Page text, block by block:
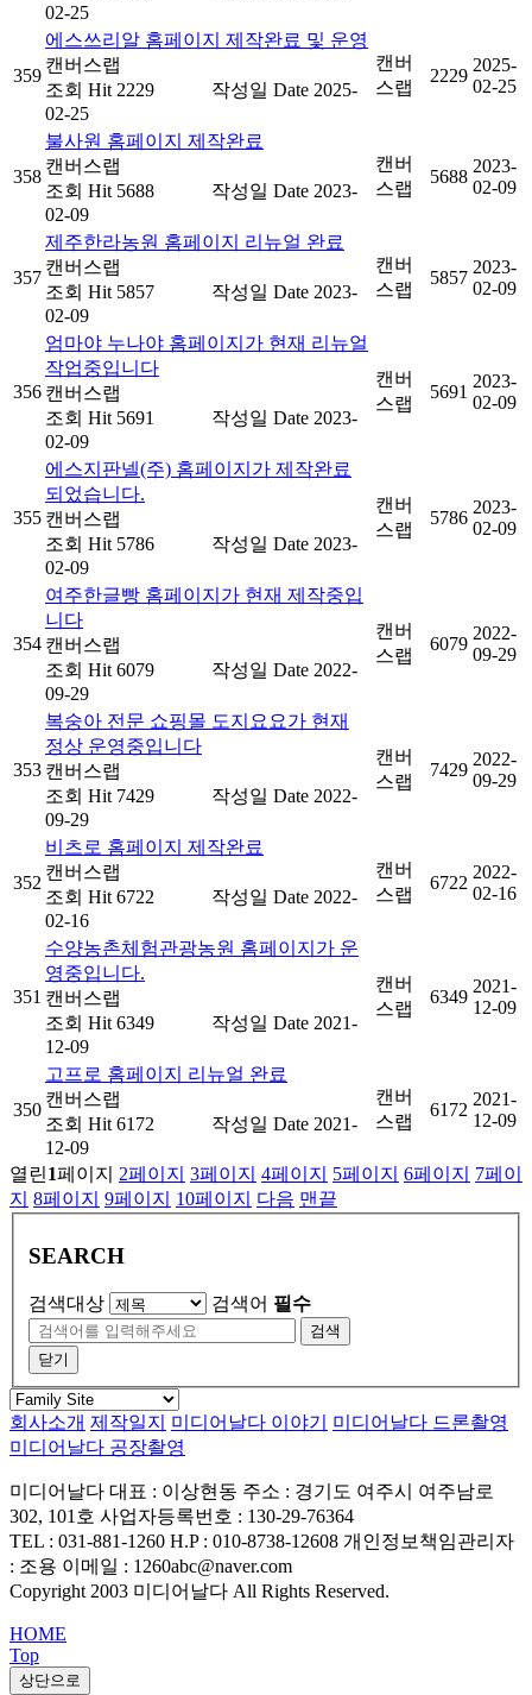
02-25
359
에스쓰리알 홈페이지 제작완료 및 운영
캔버스랩
조회 Hit 2229 작성일 Date 2025-
02-25
캔버
스랩
2229
2025-
02-25
358
불사원 홈페이지 제작완료
캔버스랩
조회 Hit 5688 작성일 Date 2023-
02-09
캔버
스랩
5688
2023-
02-09
357
제주한라농원 홈페이지 리뉴얼 완료
캔버스랩
조회 Hit 5857 작성일 Date 2023-
02-09
캔버
스랩
5857
2023-
02-09
356
엄마야 누나야 홈페이지가 현재 리뉴얼
작업중입니다
캔버스랩
조회 Hit 5691 작성일 Date 2023-
02-09
캔버
스랩
5691
2023-
02-09
355
에스지판넬(주) 홈페이지가 제작완료
되었습니다.
캔버스랩
조회 Hit 5786 작성일 Date 2023-
02-09
캔버
스랩
5786
2023-
02-09
354
여주한글빵 홈페이지가 현재 제작중입
니다
캔버스랩
조회 Hit 6079 작성일 Date 2022-
09-29
캔버
스랩
6079
2022-
09-29
353
복숭아 전문 쇼핑몰 도지요요가 현재
정상 운영중입니다
캔버스랩
조회 Hit 7429 작성일 Date 2022-
09-29
캔버
스랩
7429
2022-
09-29
352
비츠로 홈페이지 제작완료
캔버스랩
조회 Hit 6722 작성일 Date 2022-
02-16
캔버
스랩
6722
2022-
02-16
351
수양농촌체험관광농원 홈페이지가 운
영중입니다.
캔버스랩
조회 Hit 6349 작성일 Date 2021-
12-09
캔버
스랩
6349
2021-
12-09
350
고프로 홈페이지 리뉴얼 완료
캔버스랩
조회 Hit 6172 작성일 Date 2021-
12-09
캔버
스랩
6172
2021-
12-09
열린1페이지 2페이지 3페이지 4페이지 5페이지 6페이지 7페이
지 8페이지 9페이지 10페이지 다음 맨끝
SEARCH
검색대상 검색어 필수
검색
닫기
회사소개 제작일지 미디어날다 이야기
미디어날다 드론촬영
미디어날다 공장촬영
미디어날다 대표 : 이상현동 주소 : 경기도 여주시 여주남로
302, 101호 사업자등록번호 : 130-29-76364
TEL : 031-881-1260 H.P : 010-8738-12608 개인정보책임관리자
: 조용 이메일 : 1260abc@naver.com
Copyright 2003 미디어날다 All Rights Reserved.
HOME
Top
상단으로